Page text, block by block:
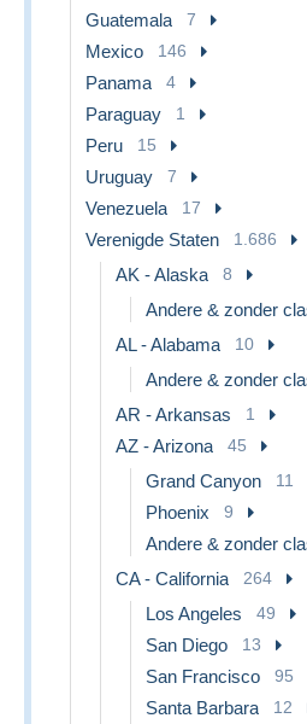
Guatemala 7
Mexico 146
Panama 4
Paraguay 1
Peru 15
Uruguay 7
Venezuela 17
Verenigde Staten 1.686
AK - Alaska 8
Andere & zonder
AL - Alabama 10
Andere & zonder
AR - Arkansas 1
AZ - Arizona 45
Grand Canyon 11
Phoenix 9
Andere & zonder
CA - California 264
Los Angeles 49
San Diego 13
San Francisco 95
Santa Barbara 12